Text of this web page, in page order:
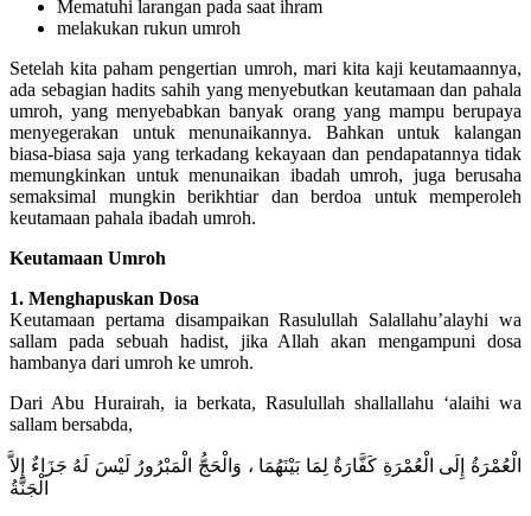
Mematuhi larangan pada saat ihram
melakukan rukun umroh
Setelah kita paham pengertian umroh, mari kita kaji keutamaannya,
ada sebagian hadits sahih yang menyebutkan keutamaan dan pahala
umroh, yang menyebabkan banyak orang yang mampu berupaya
menyegerakan untuk menunaikannya. Bahkan untuk kalangan
biasa-biasa saja yang terkadang kekayaan dan pendapatannya tidak
memungkinkan untuk menunaikan ibadah umroh, juga berusaha
semaksimal mungkin berikhtiar dan berdoa untuk memperoleh
keutamaan pahala ibadah umroh.
Keutamaan Umroh
1. Menghapuskan Dosa
Keutamaan pertama disampaikan Rasulullah Salallahu’alayhi wa
sallam pada sebuah hadist, jika Allah akan mengampuni dosa
hambanya dari umroh ke umroh.
Dari Abu Hurairah, ia berkata, Rasulullah shallallahu ‘alaihi wa
sallam bersabda,
الْعُمْرَةُ إِلَى الْعُمْرَةِ كَفَّارَةٌ لِمَا بَيْنَهُمَا ، وَالْحَجُّ الْمَبْرُورُ لَيْسَ لَهُ جَزَاءٌ إِلاَّ
الْجَنَّةُ